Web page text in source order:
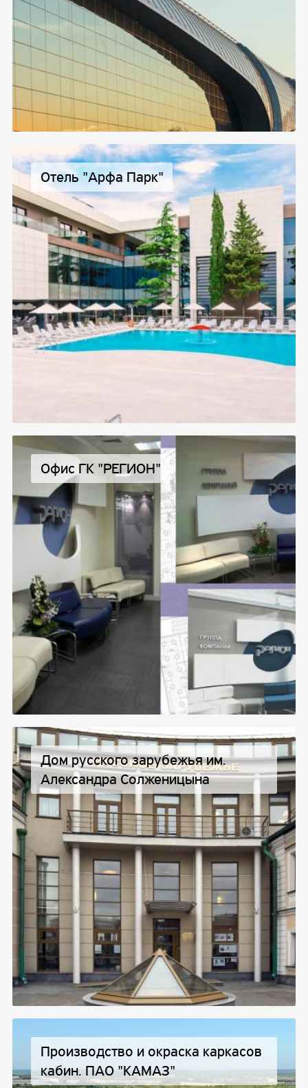
Отель "Арфа Парк"
Офис ГК "РЕГИОН"
Дом русского зарубежья им.
Александра Солженицына
Производство и окраска каркасов
кабин. ПАО "КАМАЗ"